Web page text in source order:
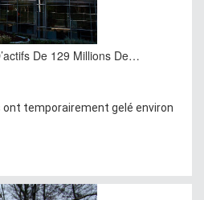
De 129 Millions De…
temporairement gelé environ